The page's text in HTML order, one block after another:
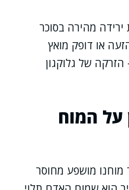
מהירה בסוכר
או דופק מואץ
של גלוקגון
על המוח
מושפע מחוסר